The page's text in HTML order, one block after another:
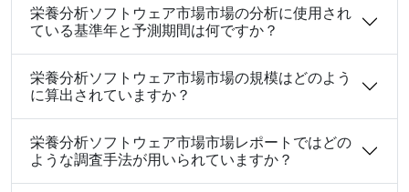
栄養分析ソフトウェア市場市場の分析に使用され
ている基準年と予測期間は何ですか？
栄養分析ソフトウェア市場市場の規模はどのよう
に算出されていますか？
栄養分析ソフトウェア市場市場レポートではどの
ような調査手法が用いられていますか？